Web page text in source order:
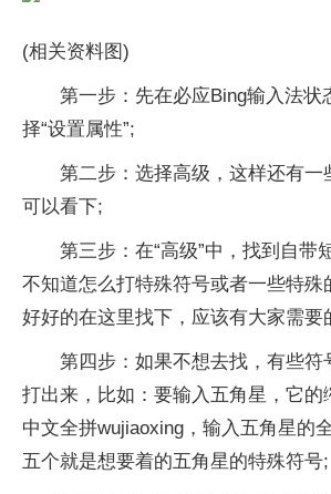
(相关资料图)
第一步：先在必应Bing输入法状
择“设置属性”;
第二步：选择高级，这样还有一
可以看下;
第三步：在“高级”中，找到自带
不知道怎么打特殊符号或者一些特殊
好好的在这里找下，应该有大家需要
第四步：如果不想去找，有些符
打出来，比如：要输入五角星，它的
中文全拼wujiaoxing，输入五角星的
五个就是想要着的五角星的特殊符号;